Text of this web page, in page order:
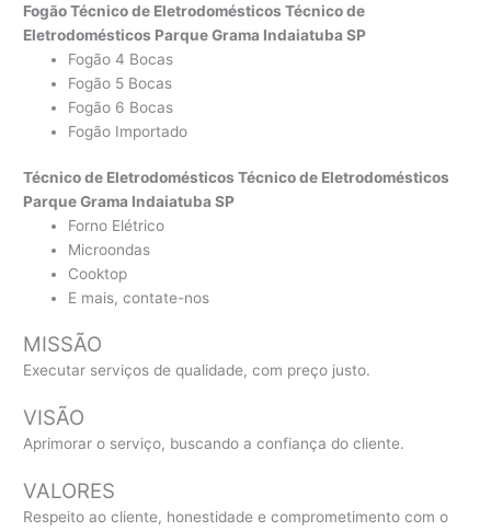
Fogão Técnico de Eletrodomésticos Técnico de
Eletrodomésticos Parque Grama Indaiatuba SP
Fogão 4 Bocas
Fogão 5 Bocas
Fogão 6 Bocas
Fogão Importado
Técnico de Eletrodomésticos Técnico de Eletrodomésticos
Parque Grama Indaiatuba SP
Forno Elétrico
Microondas
Cooktop
E mais, contate-nos
MISSÃO
Executar serviços de qualidade, com preço justo.
VISÃO
Aprimorar o serviço, buscando a confiança do cliente.
VALORES
Respeito ao cliente, honestidade e comprometimento com o